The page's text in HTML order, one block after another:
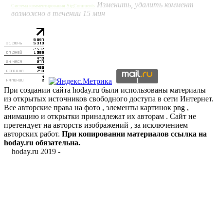
Система комментирования SigComments Изменить, удалить коммент
возможно в течении 15 мин
При создании сайта hoday.ru были использованы материалы
из открытых источников свободного доступа в сети Интернет.
Все авторские права на фото , элементы картинок png ,
анимацию и открытки принадлежат их авторам . Сайт не
претендует на авторств изображений , за исключением
авторских работ. При копировании материалов ссылка на
hoday.ru обязательна.
hoday.ru 2019 -